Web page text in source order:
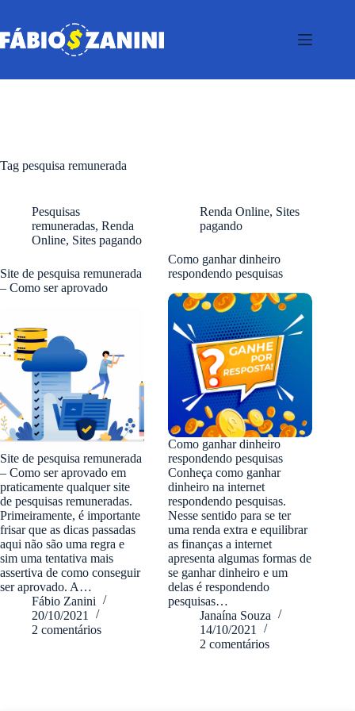
o
conteúdo
Tag pesquisa remunerada
Pesquisas
remuneradas, Renda
Online, Sites pagando
Site de pesquisa remunerada
– Como ser aprovado
Site de pesquisa remunerada
– Como ser aprovado em
praticamente qualquer site
de pesquisas remuneradas.
Primeiramente, é importante
frisar que as dicas passadas
aqui não são uma regra e
sim uma tentativa mais
assertiva de como conseguir
ser aprovado. A…
Fábio Zanini
20/10/2021
2 comentários
Renda Online, Sites
pagando
Como ganhar dinheiro
respondendo pesquisas
Como ganhar dinheiro
respondendo pesquisas
Conheça como ganhar
dinheiro na internet
respondendo pesquisas.
Nesse sentido para se ter
uma renda extra e equilibrar
as finanças a internet
apresenta algumas formas de
se ganhar dinheiro e um
delas é respondendo
pesquisas…
Janaína Souza
14/10/2021
2 comentários